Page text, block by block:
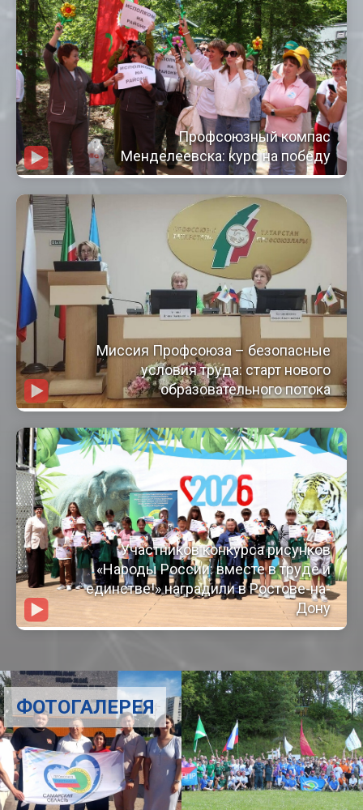
Профсоюзный компас
Менделеевска: курс на победу
Миссия Профсоюза – безопасные
условия труда: старт нового
образовательного потока
Участников конкурса рисунков
«Народы России: вместе в труде и
единстве!» наградили в Ростове-на-
Дону
ФОТОГАЛЕРЕЯ